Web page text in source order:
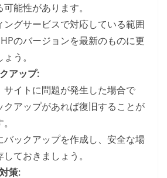
能性があります。
ングサービスで対応している範囲
のバージョンを最新のものに更
う。
アップ:
サイトに問題が発生した場合で
クアップがあれば復旧することが
バックアップを作成し、安全な場
ておきましょう。
策: